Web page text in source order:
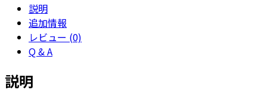
号
説明
追加情報
レビュー (0)
Q & A
説明